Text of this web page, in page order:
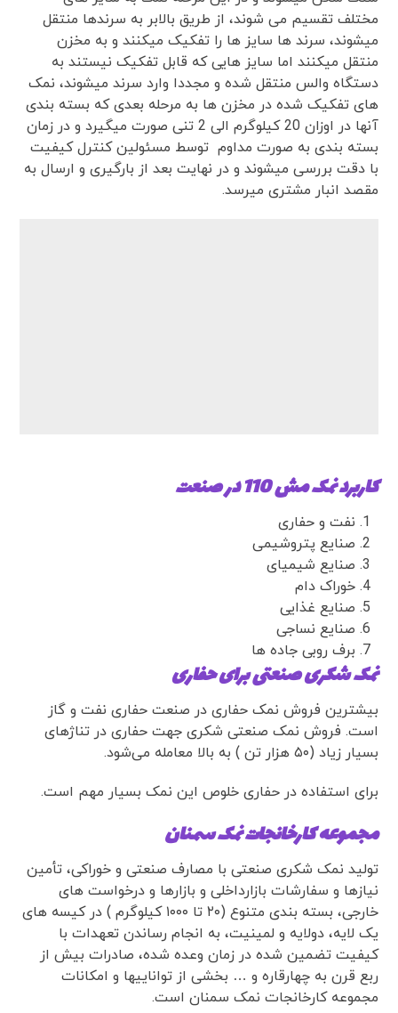
مختلف تقسیم می شوند، از طریق بالابر به سرندها منتقل
میشوند، سرند ها سایز ها را تفکیک میکنند و به مخزن
منتقل میکنند اما سایز هایی که قابل تفکیک نیستند به
دستگاه والس منتقل شده و مجددا وارد سرند میشوند، نمک
های تفکیک شده در مخزن ها به مرحله بعدی که بسته بندی
آنها در اوزان 20 کیلوگرم الی 2 تنی صورت میگیرد و در زمان
بسته بندی به صورت مداوم توسط مسئولین کنترل کیفیت
با دقت بررسی میشوند و در نهایت بعد از بارگیری و ارسال به
مقصد انبار مشتری میرسد.
کاربرد نمک مش 110 در صنعت
نفت و حفاری
صنایع پتروشیمی
صنایع شیمیای
خوراک دام
صنایع غذایی
صنایع نساجی
برف روبی جاده ها
نمک شکری صنعتی برای حفاری
بیشترین فروش نمک حفاری در صنعت حفاری نفت و گاز
است. فروش نمک صنعتی شکری جهت حفاری در تناژهای
بسیار زیاد (۵۰ هزار تن ) به بالا معامله می‌شود.
برای استفاده در حفاری خلوص این نمک بسیار مهم است.
مجموعه کارخانجات نمک سمنان
تولید نمک شکری صنعتی با مصارف صنعتی و خوراکی، تأمین
نیازها و سفارشات بازارداخلی و بازارها و درخواست های
خارجی، بسته بندی متنوع (۲۰ تا ۱۰۰۰ کیلوگرم ) در کیسه های
یک لایه، دولایه و لمینیت، به انجام رساندن تعهدات با
کیفیت تضمین شده در زمان وعده شده، صادرات بیش از
ربع قرن به چهارقاره و … بخشی از تواناییها و امکانات
مجموعه کارخانجات نمک سمنان است.